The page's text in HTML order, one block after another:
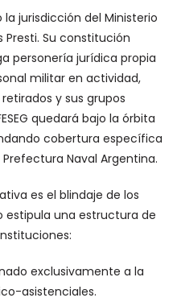
jurisdicción del Ministerio
Presti. Su constitución
personería jurídica propia
militar en actividad,
y sus grupos
quedará bajo la órbita
cobertura específica
Naval Argentina.
es el blindaje de los
estipula una estructura de
exclusivamente a la
asistenciales.